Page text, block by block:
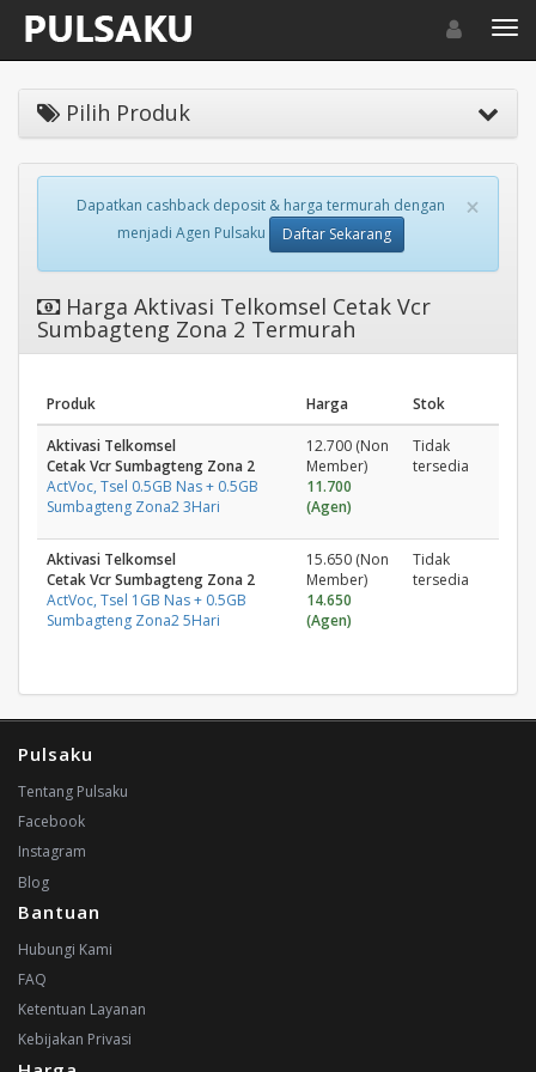
Toggle
Pilih Produk
×
Dapatkan cashback deposit & harga termurah dengan
menjadi Agen Pulsaku
Daftar Sekarang
Harga Aktivasi Telkomsel Cetak Vcr
Sumbagteng Zona 2 Termurah
Produk Harga Stok
Aktivasi Telkomsel
Cetak Vcr Sumbagteng Zona 2
ActVoc, Tsel 0.5GB Nas + 0.5GB
Sumbagteng Zona2 3Hari
12.700 (Non
Member)
11.700
(Agen)
Tidak
tersedia
Aktivasi Telkomsel
Cetak Vcr Sumbagteng Zona 2
ActVoc, Tsel 1GB Nas + 0.5GB
Sumbagteng Zona2 5Hari
15.650 (Non
Member)
14.650
(Agen)
Tidak
tersedia
Pulsaku
Tentang Pulsaku
Facebook
Instagram
Blog
Bantuan
Hubungi Kami
FAQ
Ketentuan Layanan
Kebijakan Privasi